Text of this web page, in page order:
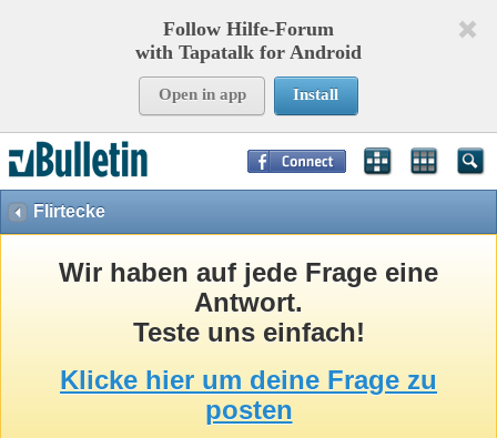
Follow Hilfe-Forum
with Tapatalk for Android
Open in app Install
Flirtecke
Wir haben auf jede Frage eine
Antwort.
Teste uns einfach!
Klicke hier um deine Frage zu
posten
Page Time:0,09279
Templates:26